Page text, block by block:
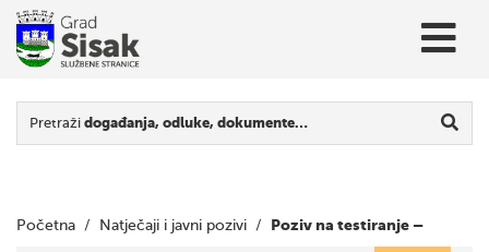
Pretraži događanja, odluke, dokumente…
Početna / Natječaji i javni pozivi / Poziv na testiranje –